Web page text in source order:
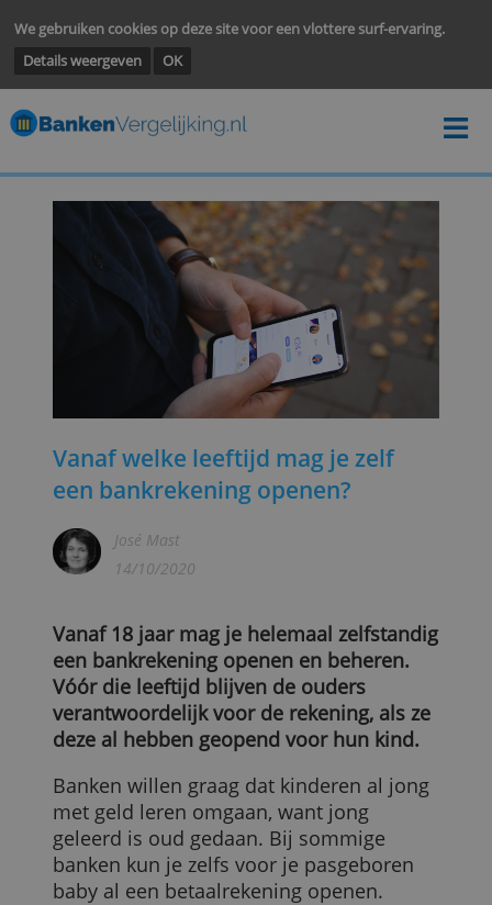
We gebruiken cookies op deze site voor een vlottere surf-
Details weergeven
Vanaf welke leeftijd mag je zelf
een bankrekening openen?
14/10/2020
Vanaf 18 jaar mag je helemaal
een bankrekening openen en beheren.
Vóór die leeftijd blijven de ouders
verantwoordelijk voor de rekening, als ze
deze al hebben geopend voor hun kind.
Banken willen graag dat kinderen al jong